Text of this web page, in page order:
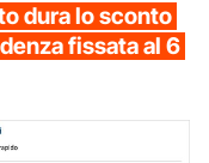
dura lo sconto
fissata al 6